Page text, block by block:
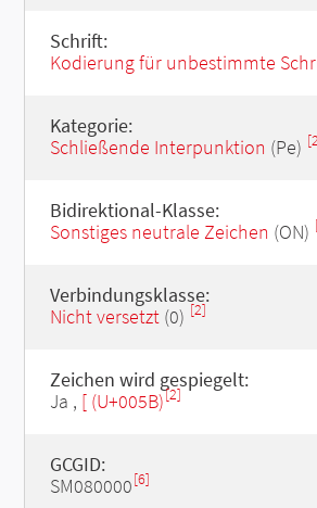
Schrift:
Kodierung für unbestimmte
Kategorie:
Schließende Interpunktion (Pe)
Bidirektional-Klasse:
Sonstiges neutrale Zeichen (ON)
Verbindungsklasse:
Nicht versetzt(0) [2]
Zeichen wird gespiegelt:
Ja , [ (U+005B)[2]
GCGID:
SM080000[6]